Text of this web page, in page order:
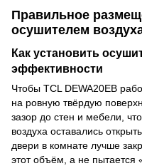
Правильное
осушителем
Как установить
эффективности
Чтобы TCL DEWA20EB
на ровную твёрдую
зазор до стен и мебели,
воздуха оставались
двери в комнате лучше
этот объём, а не пытается